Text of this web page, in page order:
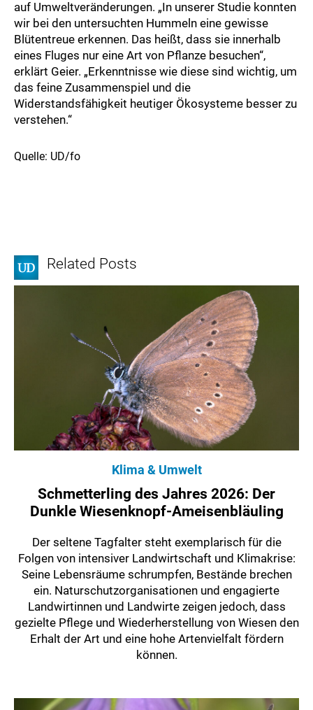
auf Umweltveränderungen. „In unserer Studie konnten
wir bei den untersuchten Hummeln eine gewisse
Blütentreue erkennen. Das heißt, dass sie innerhalb
eines Fluges nur eine Art von Pflanze besuchen“,
erklärt Geier. „Erkenntnisse wie diese sind wichtig, um
das feine Zusammenspiel und die
Widerstandsfähigkeit heutiger Ökosysteme besser zu
verstehen.“
Quelle: UD/fo
Related Posts
Klima & Umwelt
Schmetterling des Jahres 2026: Der
Dunkle Wiesenknopf-Ameisenbläuling
Der seltene Tagfalter steht exemplarisch für die
Folgen von intensiver Landwirtschaft und Klimakrise:
Seine Lebensräume schrumpfen, Bestände brechen
ein. Naturschutzorganisationen und engagierte
Landwirtinnen und Landwirte zeigen jedoch, dass
gezielte Pflege und Wiederherstellung von Wiesen den
Erhalt der Art und eine hohe Artenvielfalt fördern
können.